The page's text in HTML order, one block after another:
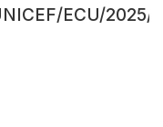
ECU/2025/